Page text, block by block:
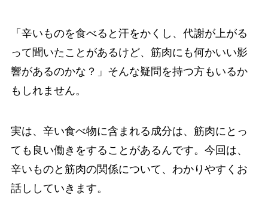
「辛いものを食べると汗をかくし、代謝が上がる
って聞いたことがあるけど、筋肉にも何かいい影
響があるのかな？」そんな疑問を持つ方もいるか
もしれません。
実は、辛い食べ物に含まれる成分は、筋肉にとっ
ても良い働きをすることがあるんです。今回は、
辛いものと筋肉の関係について、わかりやすくお
話ししていきます。